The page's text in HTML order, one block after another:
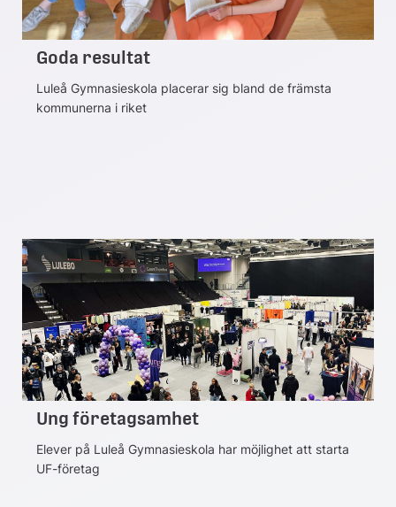
Goda resultat
Luleå Gymnasieskola placerar sig bland de främsta
kommunerna i riket
Ung företagsamhet
Elever på Luleå Gymnasieskola har möjlighet att starta
UF-företag